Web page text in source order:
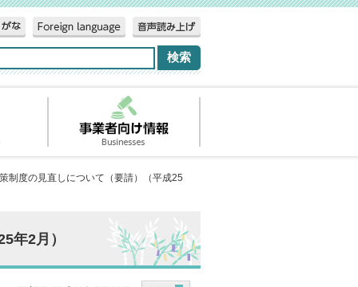
制度の見直しについて（要請）（平成25
年2月）